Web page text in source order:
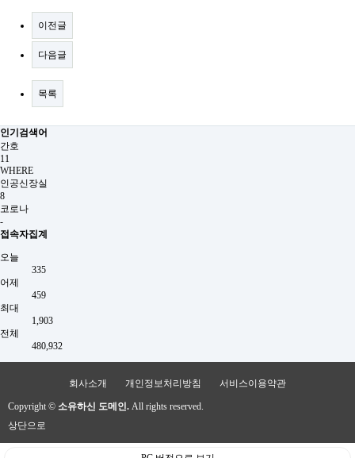
이전글
다음글
목록
인기검색어
간호
11
WHERE
인공신장실
8
코로나
-
접속자집계
오늘
335
어제
459
최대
1,903
전체
480,932
회사소개 개인정보처리방침 서비스이용약관
Copyright © 소유하신 도메인. All rights reserved.
상단으로